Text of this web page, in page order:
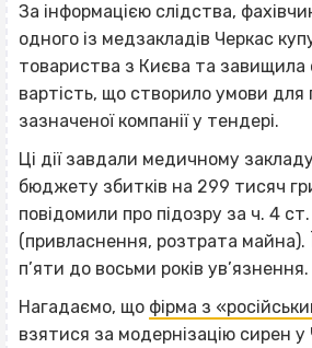
За інформацією слідства,
одного із медзакладів Черкас
товариства з Києва та завищила
вартість, що створило умови для
зазначеної компанії у тендері.
Ці дії завдали медичному
бюджету збитків на 299 тисяч
повідомили про підозру за ч. 4
(привласнення, розтрата майна).
п’яти до восьми років ув’язнення.
Нагадаємо, що фірма з
взятися за модернізацію сирен у